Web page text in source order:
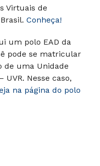
Virtuais de
Conheça!
um polo EAD da
pode se matricular
de uma Unidade
Nesse caso,
na página do polo